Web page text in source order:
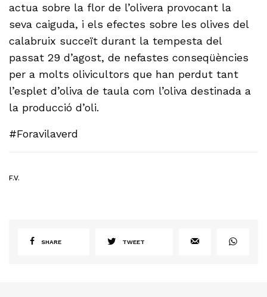
actua sobre la flor de l’olivera provocant la
seva caiguda, i els efectes sobre les olives del
calabruix succeït durant la tempesta del
passat 29 d’agost, de nefastes conseqüències
per a molts olivicultors que han perdut tant
l’esplet d’oliva de taula com l’oliva destinada a
la producció d’oli.
#Foravilaverd
F.V.
SHARE TWEET